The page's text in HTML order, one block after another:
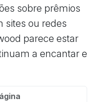
sobre prêmios
sites ou redes
parece estar
a encantar e